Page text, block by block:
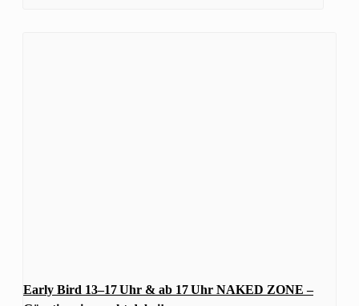
Early Bird 13–17 Uhr & ab 17 Uhr NAKED ZONE –